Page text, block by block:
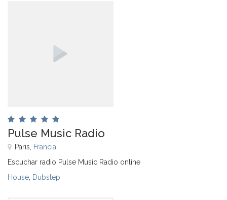
Pulse Music Radio
Paris, Francia
Escuchar radio Pulse Music Radio online
House Dubstep